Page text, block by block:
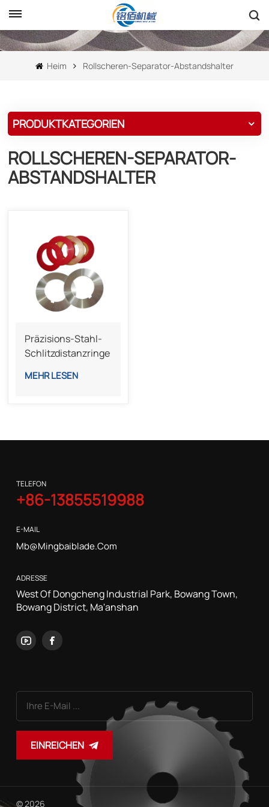
Heim Rollscheren-Separator-Abstandshalter
PRODUKTKATEGORIEN
ROLLSCHEREN-SEPARATOR-
ABSTANDSHALTER
Präzisions-Stahl-
Schlitzdistanzringe
Aufwickeln
MEHR LESEN
TELEFON
+86-13855519988
E-MAIL
Mb@mingbaiblade.com
ADRESSE
West Of Dongcheng Industrial Park, Bowang Town,
Bowang District, Ma'anshan
EINREICHEN
© 2026